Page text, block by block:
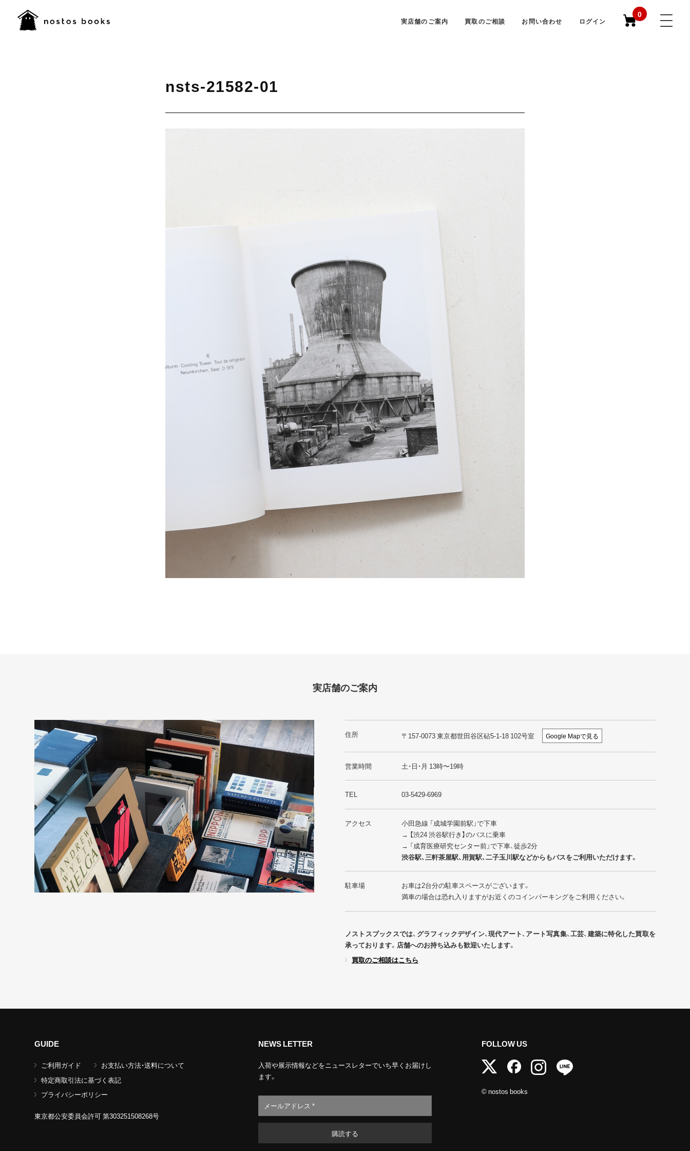
実店舗のご案内 買取のご相談 お問い合わせ ログイン
0
nsts-21582-01
実店舗のご案内
住所 〒157-0073 東京都世田谷区砧5-1-18 102号室 Google Mapで見る
営業時間 土・日・月 13時〜19時
TEL 03-5429-6969
アクセス
小田急線 「成城学園前駅」で下車
→ 【渋24 渋谷駅行き】のバスに乗車
→ 「成育医療研究センター前」で下車、徒歩2分
渋谷駅、三軒茶屋駅、用賀駅、二子玉川駅などからもバスをご利用いただけます。
駐車場
お車は2台分の駐車スペースがございます。
満車の場合は恐れ入りますがお近くのコインパーキングをご利用ください。
ノストスブックスでは、グラフィックデザイン、現代アート、アート写真集、工芸、建築に特化した買取を
承っております。店舗へのお持ち込みも歓迎いたします。
買取のご相談はこちら
GUIDE
ご利用ガイド
お支払い方法・送料について
特定商取引法に基づく表記
プライバシーポリシー
東京都公安委員会許可 第303251508268号
NEWS LETTER
入荷や展示情報などをニュースレターでいち早くお届けし
ます。
FOLLOW US
© nostos books